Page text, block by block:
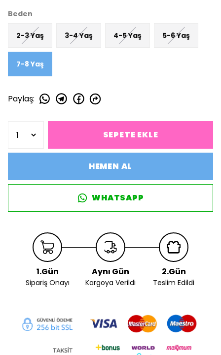
Beden
2-3 Yaş 3-4 Yaş 4-5 Yaş 5-6 Yaş
7-8 Yaş
Paylaş:
SEPETE EKLE
HEMEN AL
WHATSAPP
1.Gün
Sipariş Onayı
Aynı Gün
Kargoya Verildi
2.Gün
Teslim Edildi